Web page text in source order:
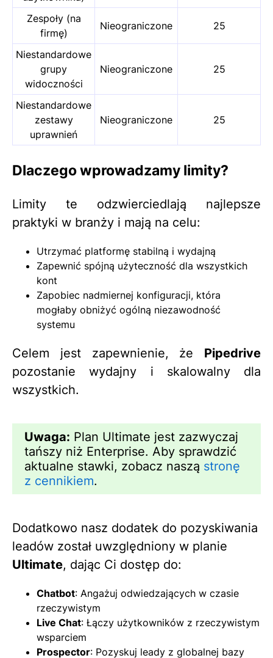
Zespoły (na
firmę)
Nieograniczone 25
Niestandardowe
grupy
widoczności
Nieograniczone 25
Niestandardowe
zestawy
uprawnień
Nieograniczone 25
Dlaczego wprowadzamy limity?
Limity te odzwierciedlają najlepsze
praktyki w branży i mają na celu:
Utrzymać platformę stabilną i wydajną
Zapewnić spójną użyteczność dla wszystkich
kont
Zapobiec nadmiernej konfiguracji, która
mogłaby obniżyć ogólną niezawodność
systemu
Celem jest zapewnienie, że Pipedrive
pozostanie wydajny i skalowalny dla
wszystkich.
Uwaga: Plan Ultimate jest zazwyczaj
tańszy niż Enterprise. Aby sprawdzić
aktualne stawki, zobacz naszą stronę
z cennikiem.
Dodatkowo nasz dodatek do pozyskiwania
leadów został uwzględniony w planie
Ultimate, dając Ci dostęp do:
Chatbot: Angażuj odwiedzających w czasie
rzeczywistym
Live Chat: Łączy użytkowników z rzeczywistym
wsparciem
Prospector: Pozyskuj leady z globalnej bazy